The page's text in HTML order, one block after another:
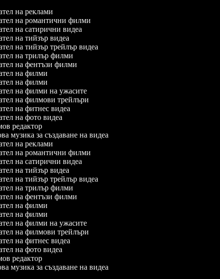
на реклами
на романтични филми
на сатирични видеа
на тийзър видеа
на тийзър трейлър видеа
на трилър филми
на фентъзи филми
на филми
на филми
на филми на ужасите
на филмови трейлъри
на фитнес видеа
на фото видеа
редактор
музика за създаване на видеа
на реклами
на романтични филми
на сатирични видеа
на тийзър видеа
на тийзър трейлър видеа
на трилър филми
на фентъзи филми
на филми
на филми
на филми на ужасите
на филмови трейлъри
на фитнес видеа
на фото видеа
редактор
музика за създаване на видеа